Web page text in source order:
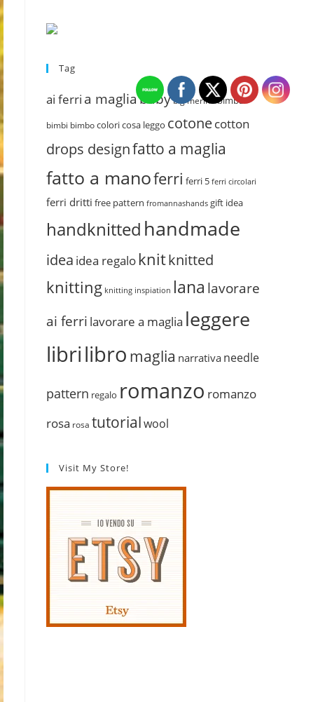
Tag
ai ferri a magliababybig merino bimba
bimbi bimbocoloricosa leggo cotonecotton
drops designfatto a maglia
fatto a manoferri ferri 5 ferri circolari
ferri dritti free pattern fromannashands gift idea
handknitted handmade
idea idea regalo knitknitted
knitting knitting inspiation lana lavorare
ai ferri lavorare a maglia leggere
librilibro maglia narrativa needle
pattern regalo romanzo romanzo
rosa rosa tutorialwool
Visit My Store!